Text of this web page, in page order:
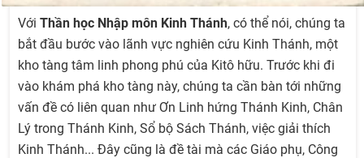
Với Thần học Nhập môn Kinh Thánh, có thể nói, chúng ta
bắt đầu bước vào lãnh vực nghiên cứu Kinh Thánh, một
kho tàng tâm linh phong phú của Kitô hữu. Trước khi đi
vào khám phá kho tàng này, chúng ta cần bàn tới những
vấn đề có liên quan như Ơn Linh hứng Thánh Kinh, Chân
Lý trong Thánh Kinh, Sổ bộ Sách Thánh, việc giải thích
Kinh Thánh... Đây cũng là đề tài mà các Giáo phụ, Công